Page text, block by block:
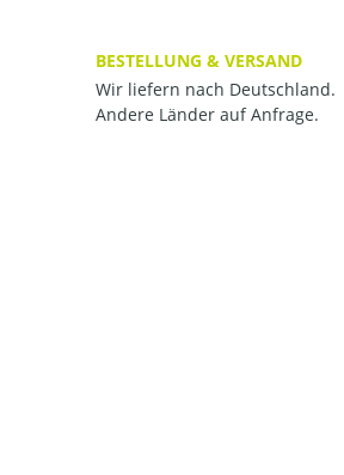
BESTELLUNG & VERSAND
Wir liefern nach Deutschland.
Andere Länder auf Anfrage.